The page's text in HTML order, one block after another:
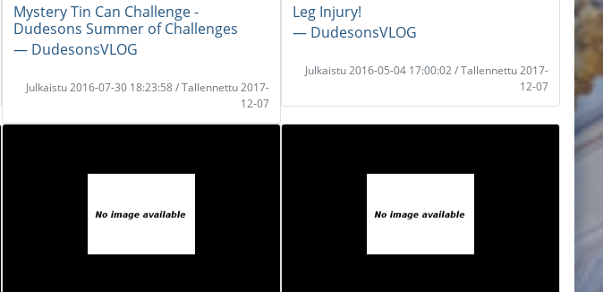
Mystery Tin Can Challenge -
Dudesons Summer of Challenges
― DudesonsVLOG
Julkaistu 2016-07-30 18:23:58 / Tallennettu 2017-
12-07
Leg Injury!
― DudesonsVLOG
Julkaistu 2016-05-04 17:00:02 / Tallennettu 2017-
12-07